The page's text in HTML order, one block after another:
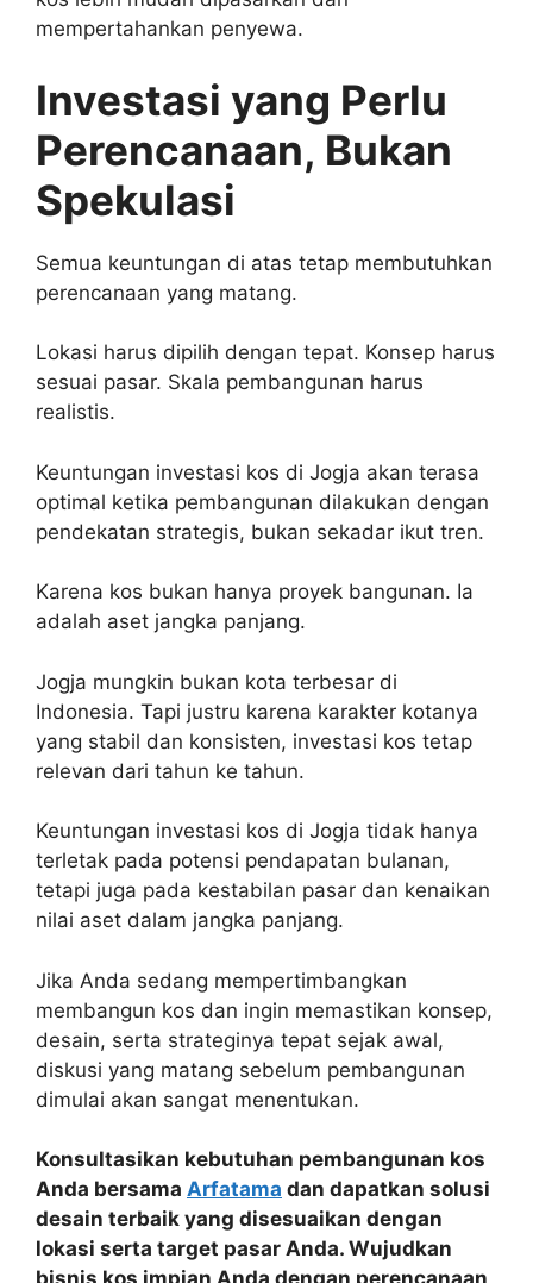
mempertahankan penyewa.
Investasi yang Perlu
Perencanaan, Bukan
Spekulasi
Semua keuntungan di atas tetap membutuhkan
perencanaan yang matang.
Lokasi harus dipilih dengan tepat. Konsep harus
sesuai pasar. Skala pembangunan harus
realistis.
Keuntungan investasi kos di Jogja akan terasa
optimal ketika pembangunan dilakukan dengan
pendekatan strategis, bukan sekadar ikut tren.
Karena kos bukan hanya proyek bangunan. Ia
adalah aset jangka panjang.
Jogja mungkin bukan kota terbesar di
Indonesia. Tapi justru karena karakter kotanya
yang stabil dan konsisten, investasi kos tetap
relevan dari tahun ke tahun.
Keuntungan investasi kos di Jogja tidak hanya
terletak pada potensi pendapatan bulanan,
tetapi juga pada kestabilan pasar dan kenaikan
nilai aset dalam jangka panjang.
Jika Anda sedang mempertimbangkan
membangun kos dan ingin memastikan konsep,
desain, serta strateginya tepat sejak awal,
diskusi yang matang sebelum pembangunan
dimulai akan sangat menentukan.
Konsultasikan kebutuhan pembangunan kos
Anda bersama Arfatama dan dapatkan solusi
desain terbaik yang disesuaikan dengan
lokasi serta target pasar Anda. Wujudkan